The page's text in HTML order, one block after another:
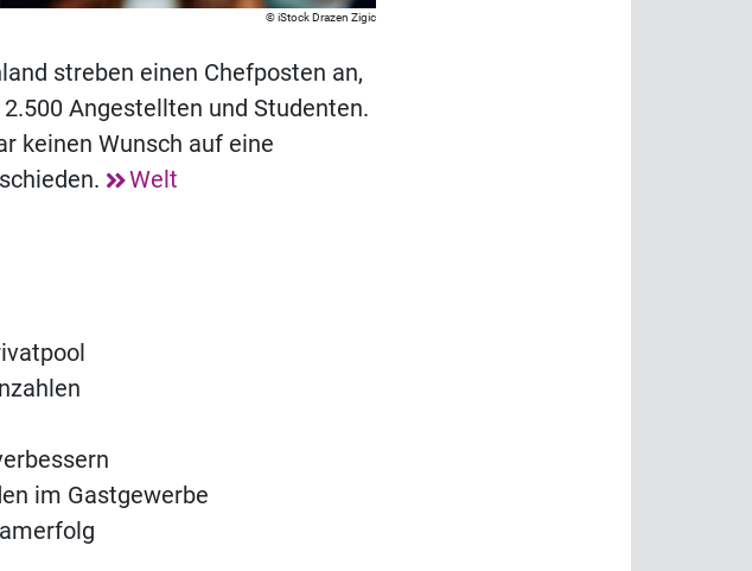
iStock Drazen Zigic
streben einen Chefposten an,
Angestellten und Studenten.
keinen Wunsch auf eine
Welt
im Gastgewerbe